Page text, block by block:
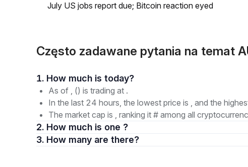
July US jobs report due; Bitcoin reaction eyed
Często zadawane pytania na temat
1. How much is today?
As of , () is trading at .
In the last 24 hours, the lowest price is , and the
The market cap is , ranking it # among all
2. How much is one ?
3. How many are there?